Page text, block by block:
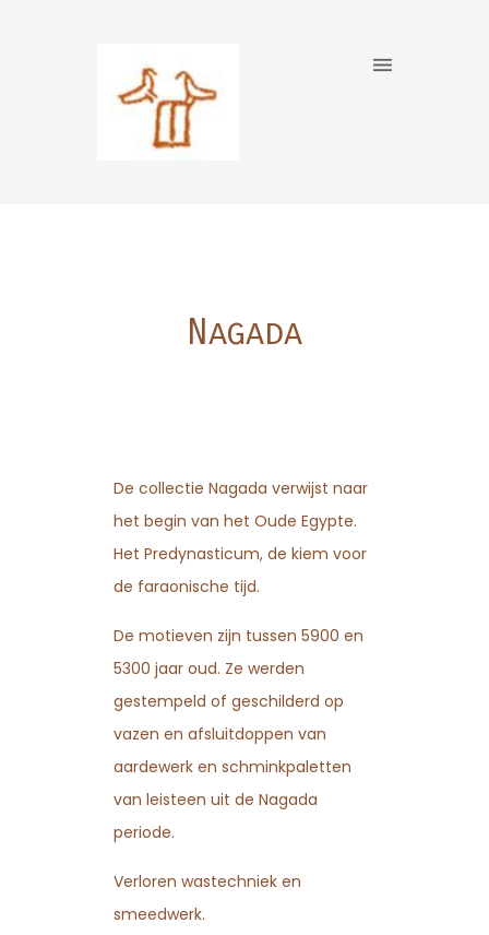
Nagada
De collectie Nagada verwijst naar
het begin van het Oude Egypte.
Het Predynasticum, de kiem voor
de faraonische tijd.
De motieven zijn tussen 5900 en
5300 jaar oud. Ze werden
gestempeld of geschilderd op
vazen en afsluitdoppen van
aardewerk en schminkpaletten
van leisteen uit de Nagada
periode.
Verloren wastechniek en
smeedwerk.